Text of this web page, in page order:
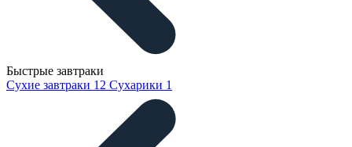
Быстрые завтраки
Сухие завтраки 12 Сухарики 1